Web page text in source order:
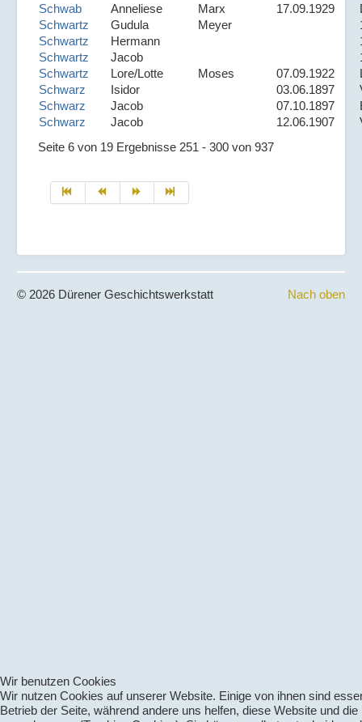
Schwab
Anneliese Marx 17.09.1929
Schwartz
Gudula Meyer
Schwartz
Hermann
Schwartz
Jacob
Schwartz
Lore/Lotte Moses 07.09.1922
Schwarz
Isidor 03.06.1897
Schwarz
Jacob 07.10.1897
Schwarz
Jacob 12.06.1907
Seite 6 von 19 Ergebnisse 251 - 300 von 937
Nach oben
© 2026 Dürener Geschichtswerkstatt
Wir benutzen Cookies
Wir nutzen Cookies auf unserer Website. Einige von ihnen sind
Betrieb der Seite, während andere uns helfen, diese Website und